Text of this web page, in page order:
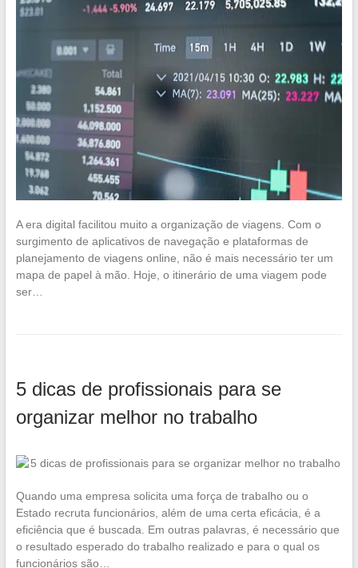
A era digital facilitou muito a organização de viagens. Com o
surgimento de aplicativos de navegação e plataformas de
planejamento de viagens online, não é mais necessário ter um
mapa de papel à mão. Hoje, o itinerário de uma viagem pode
ser…
5 dicas de profissionais para se
organizar melhor no trabalho
Quando uma empresa solicita uma força de trabalho ou o
Estado recruta funcionários, além de uma certa eficácia, é a
eficiência que é buscada. Em outras palavras, é necessário que
o resultado esperado do trabalho realizado e para o qual os
funcionários são…